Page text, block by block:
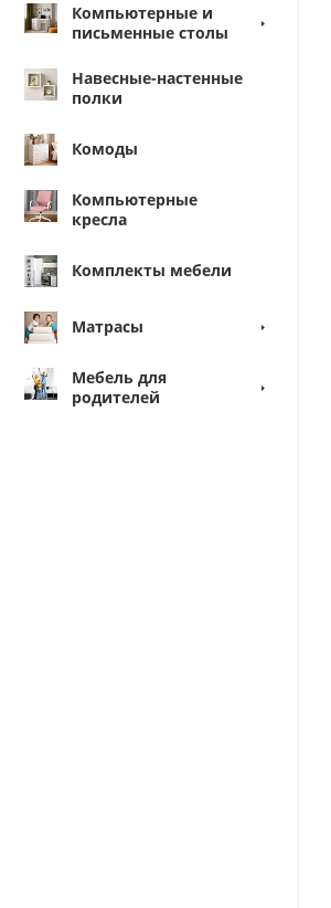
Компьютерные и
письменные столы
Навесные-настенные
полки
Комоды
Компьютерные
кресла
Комплекты мебели
Матрасы
Мебель для
родителей